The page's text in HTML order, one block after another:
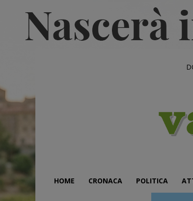
HOME CRONACA POLITICA